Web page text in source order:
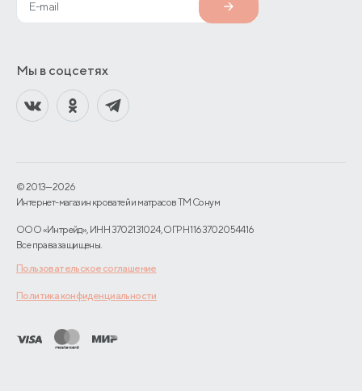
Мы в соцсетях
© 2013—2026
Интернет-магазин кроватей и матрасов TM Сонум
ООО «Интрейд», ИНН 3702131024, ОГРН 1163702054416
Все права защищены.
Пользовательское соглашение
Политика конфиденциальности